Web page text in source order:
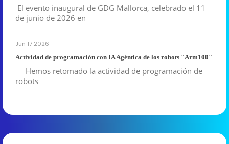
El evento inaugural de GDG Mallorca, celebrado el 11
de junio de 2026 en
Jun 17 2026
Actividad de programación con IA Agéntica de los robots "Arm100"
Hemos retomado la actividad de programación de
robots